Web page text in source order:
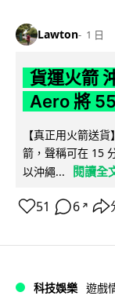
Lawton 1 日
貨運火箭
Aero 將
【真正用火箭送
箭，聲稱可在 15
以沖繩...
閱讀全
51 6 ↗
科技娛樂 遊戲